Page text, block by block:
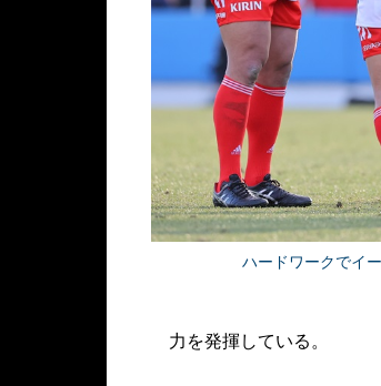
ハードワークでイ
力を発揮している。